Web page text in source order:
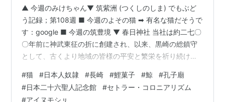
▲ 今週のみけちゃん▼ 筑紫洲 (つくしのしま) でもぶど
う記録；第108週 ■ 今週のよその猫 ➡ 有名な猫だそうで
す：google ■ 今週の筑豊境 ▼ 春日神社 当社は約二七〇
〇年前に神武東征の折に創建され、以来、黒崎の総鎮守
として、古くより地域の皆様の平安と繁栄を祈り続けて
人生儀礼や年中行事を通じ、多くの方に親しまれており
ます。 公式 web site ▼ 岡田宮 古事記に初代天皇神武天
#猫 #日本人奴隷 #長崎 #鯉菓子 #鯨 #孔子廟
#日本二十六聖人記念館 #セトラー・コロニアリズム
#アイヌモシㇼ